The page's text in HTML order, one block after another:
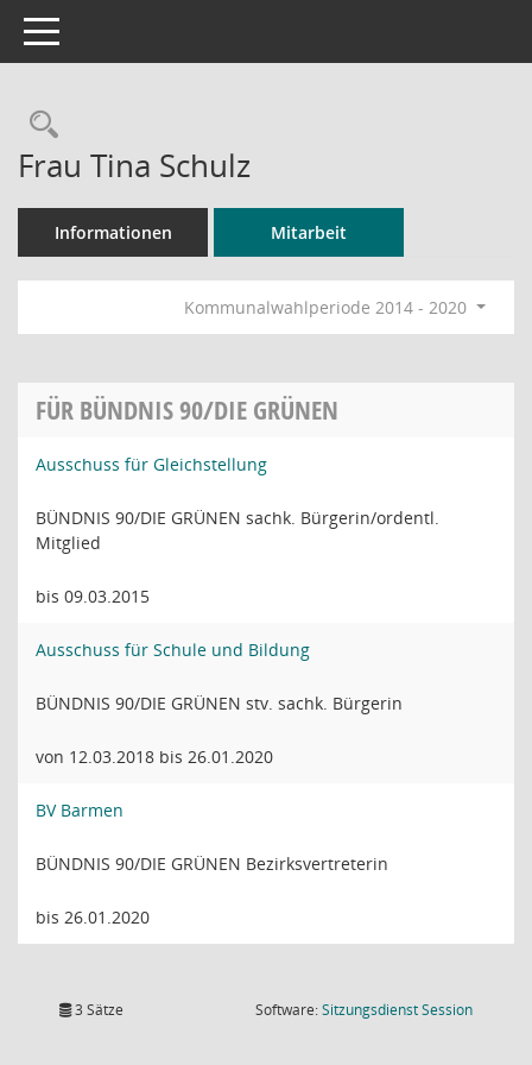
Toggle navigation
Rechercheauswahl
Frau Tina Schulz
Informationen Mitarbeit
Kommunalwahlperiode 2014 - 2020
FÜR BÜNDNIS 90/DIE GRÜNEN
Ausschuss für Gleichstellung
BÜNDNIS 90/DIE GRÜNEN sachk. Bürgerin/ordentl.
Mitglied
bis 09.03.2015
Ausschuss für Schule und Bildung
BÜNDNIS 90/DIE GRÜNEN stv. sachk. Bürgerin
von 12.03.2018 bis 26.01.2020
BV Barmen
BÜNDNIS 90/DIE GRÜNEN Bezirksvertreterin
bis 26.01.2020
3 Sätze Software:SitzungsdienstSession(Wird in